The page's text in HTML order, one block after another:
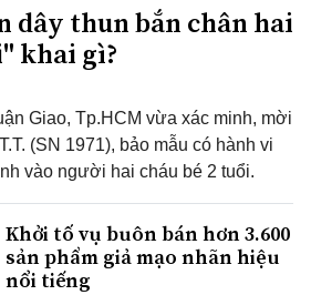
dây thun bắn chân hai
khai gì?
Giao, Tp.HCM vừa xác minh, mời
(SN 1971), bảo mẫu có hành vi
vào người hai cháu bé 2 tuổi.
Khởi tố vụ buôn bán hơn 3.600
sản phẩm giả mạo nhãn hiệu
nổi tiếng